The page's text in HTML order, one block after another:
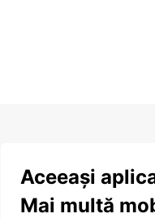
Aceeași
Mai multă